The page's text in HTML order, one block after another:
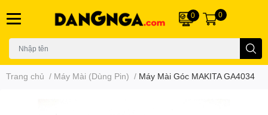
0 0
Trang chủ / Máy Mài (Dùng Pin) / Máy Mài Góc MAKITA GA4034